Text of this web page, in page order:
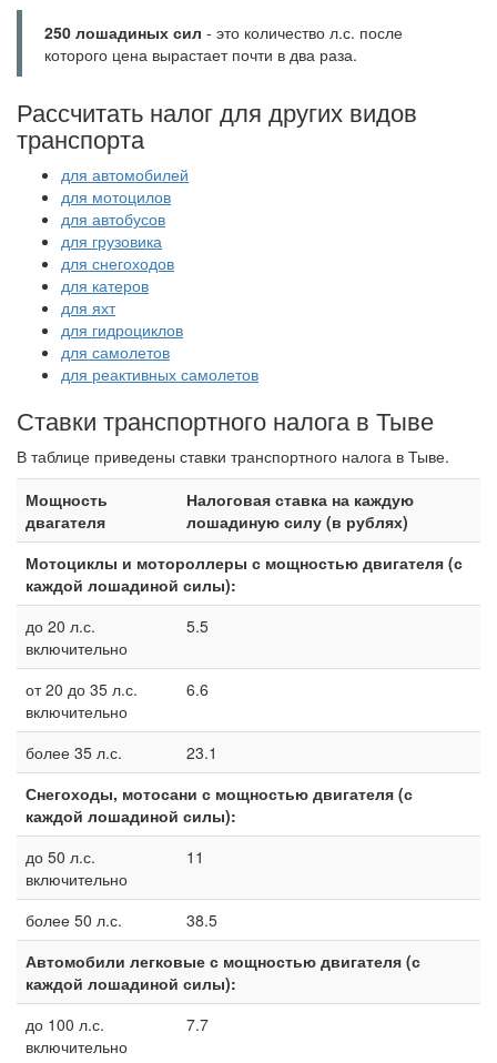
250 лошадиных сил - это количество л.с. после
которого цена вырастает почти в два раза.
Рассчитать налог для других видов
транспорта
для автомобилей
для мотоцилов
для автобусов
для грузовика
для снегоходов
для катеров
для яхт
для гидроциклов
для самолетов
для реактивных самолетов
Ставки транспортного налога в Тыве
В таблице приведены ставки транспортного налога в Тыве.
Мощность
двагателя
Налоговая ставка на каждую
лошадиную силу (в рублях)
Мотоциклы и мотороллеры с мощностью двигателя (с
каждой лошадиной силы):
до 20 л.с.
включительно
5.5
от 20 до 35 л.с.
включительно
6.6
более 35 л.с.
23.1
Снегоходы, мотосани с мощностью двигателя (с
каждой лошадиной силы):
до 50 л.с.
включительно
11
более 50 л.с.
38.5
Автомобили легковые с мощностью двигателя (с
каждой лошадиной силы):
до 100 л.с.
включительно
7.7